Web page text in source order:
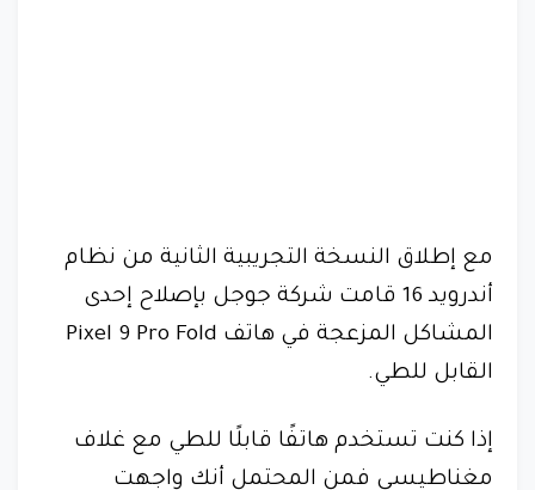
مع إطلاق النسخة التجريبية الثانية من نظام
أندرويد 16 قامت شركة جوجل بإصلاح إحدى
المشاكل المزعجة في هاتف Pixel 9 Pro Fold
القابل للطي.
إذا كنت تستخدم هاتفًا قابلًا للطي مع غلاف
مغناطيسي فمن المحتمل أنك واجهت